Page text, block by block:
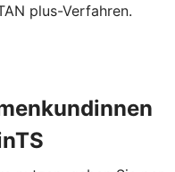
plus-Verfahren.